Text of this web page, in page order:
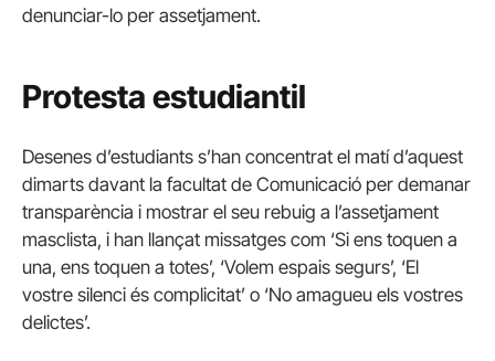
denunciar-lo per assetjament.
Protesta estudiantil
Desenes d’estudiants s’han concentrat el matí d’aquest
dimarts davant la facultat de Comunicació per demanar
transparència i mostrar el seu rebuig a l’assetjament
masclista, i han llançat missatges com ‘Si ens toquen a
una, ens toquen a totes’, ‘Volem espais segurs’, ‘El
vostre silenci és complicitat’ o ‘No amagueu els vostres
delictes’.